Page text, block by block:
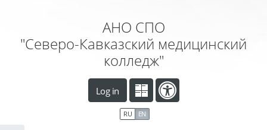
АНО СПО
"Северо-Кавказский медицинский
колледж"
Log in
RU EN